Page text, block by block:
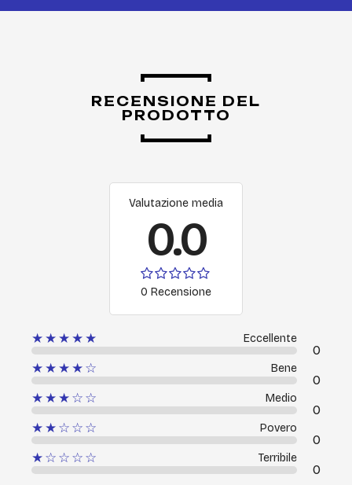
RECENSIONE DEL
PRODOTTO
Valutazione media
0.0
0 Recensione
★★★★★ Eccellente
0
★★★★☆
Bene
0
★★★☆☆
Medio
0
★★☆☆☆
Povero
0
★☆☆☆☆
Terribile
0